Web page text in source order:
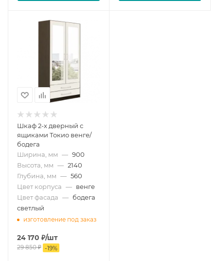
Шкаф 2-х дверный с
ящиками Токио венге/
бодега
Ширина, мм — 900
Высота, мм — 2140
Глубина, мм — 560
Цвет корпуса — венге
Цвет фасада — бодега
светлый
изготовление под заказ
24 170 ₽/шт
29 850₽ -19%